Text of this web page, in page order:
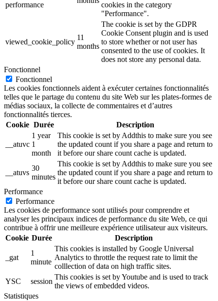
performance
cookies in the category
"Performance".
viewed_cookie_policy
11
months
The cookie is set by the GDPR
Cookie Consent plugin and is used
to store whether or not user has
consented to the use of cookies. It
does not store any personal data.
Fonctionnel
Fonctionnel
Les cookies fonctionnels aident à exécuter certaines fonctionnalités
telles que le partage du contenu du site Web sur les plates-formes de
médias sociaux, la collecte de commentaires et d’autres
fonctionnalités tierces.
Cookie Durée Description
__atuvc
1 year
1
month
This cookie is set by Addthis to make sure you see
the updated count if you share a page and return to
it before our share count cache is updated.
__atuvs
30
minutes
This cookie is set by Addthis to make sure you see
the updated count if you share a page and return to
it before our share count cache is updated.
Performance
Performance
Les cookies de performance sont utilisés pour comprendre et
analyser les principaux indices de performance du site Web, ce qui
contribue à offrir une meilleure expérience utilisateur aux visiteurs.
Cookie Durée Description
_gat
1
minute
This cookies is installed by Google Universal
Analytics to throttle the request rate to limit the
colllection of data on high traffic sites.
YSC
session
This cookies is set by Youtube and is used to track
the views of embedded videos.
Statistiques